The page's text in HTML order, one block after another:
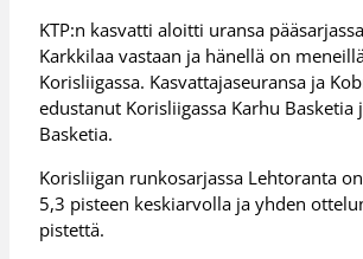
KTP:n kasvatti aloitti uransa
Karkkilaa vastaan ja hänellä on
Korisliigassa. Kasvattajaseuransa ja
edustanut Korisliigassa Karhu Basketia
Basketia.
Korisliigan runkosarjassa Lehtoranta
5,3 pisteen keskiarvolla ja yhden
pistettä.